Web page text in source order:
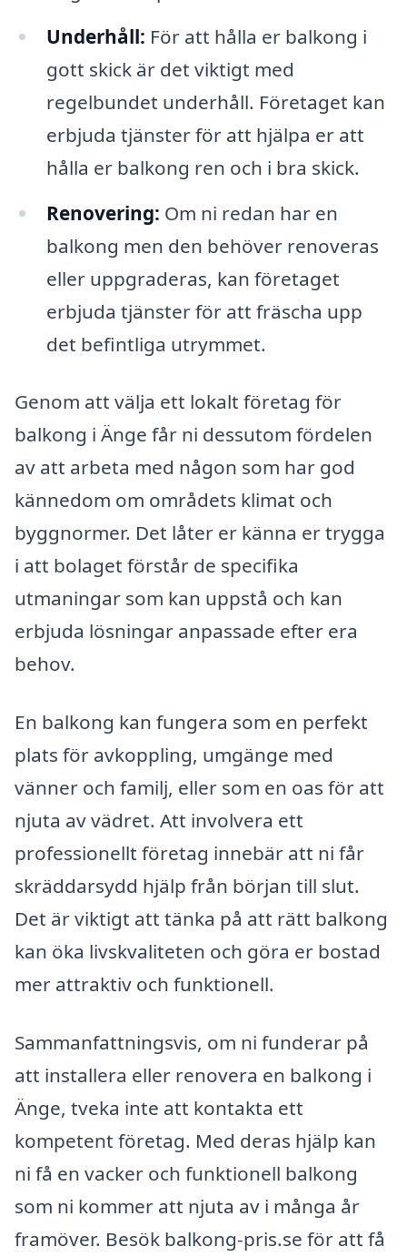
Underhåll: För att hålla er balkong i
gott skick är det viktigt med
regelbundet underhåll. Företaget kan
erbjuda tjänster för att hjälpa er att
hålla er balkong ren och i bra skick.
Renovering: Om ni redan har en
balkong men den behöver renoveras
eller uppgraderas, kan företaget
erbjuda tjänster för att fräscha upp
det befintliga utrymmet.
Genom att välja ett lokalt företag för
balkong i Änge får ni dessutom fördelen
av att arbeta med någon som har god
kännedom om områdets klimat och
byggnormer. Det låter er känna er trygga
i att bolaget förstår de specifika
utmaningar som kan uppstå och kan
erbjuda lösningar anpassade efter era
behov.
En balkong kan fungera som en perfekt
plats för avkoppling, umgänge med
vänner och familj, eller som en oas för att
njuta av vädret. Att involvera ett
professionellt företag innebär att ni får
skräddarsydd hjälp från början till slut.
Det är viktigt att tänka på att rätt balkong
kan öka livskvaliteten och göra er bostad
mer attraktiv och funktionell.
Sammanfattningsvis, om ni funderar på
att installera eller renovera en balkong i
Änge, tveka inte att kontakta ett
kompetent företag. Med deras hjälp kan
ni få en vacker och funktionell balkong
som ni kommer att njuta av i många år
framöver. Besök balkong-pris.se för att få